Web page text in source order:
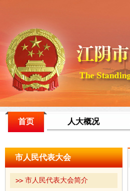
首页 人大概况
市人民代表大会
市人民代表大会简介